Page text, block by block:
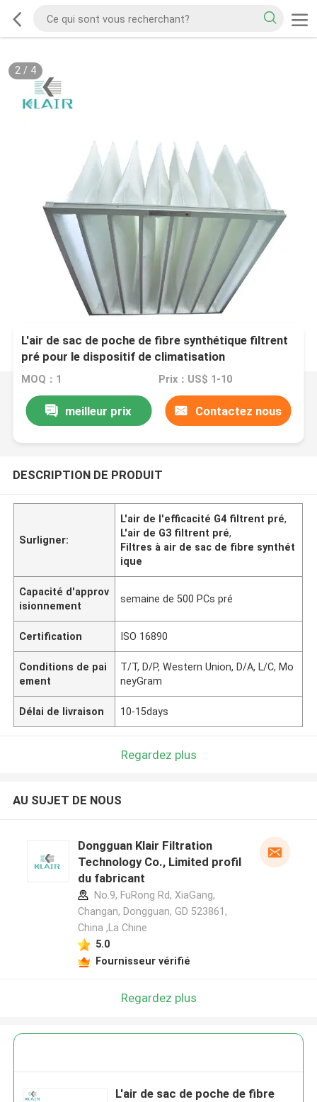
2/ 4
L'air de sac de poche de fibre synthétique filtrent
pré pour le dispositif de climatisation
MOQ：1 Prix：US$ 1-10
meilleur prix Contactez nous
DESCRIPTION DE PRODUIT
Surligner:
L'air de l'efficacité G4 filtrent pré,
L'air de G3 filtrent pré,
Filtres à air de sac de fibre synthét
ique
Capacité d'approv
isionnement
semaine de 500 PCs pré
Certification ISO 16890
Conditions de pai
ement
T/T, D/P, Western Union, D/A, L/C, Mo
neyGram
Délai de livraison 10-15days
Regardez plus
AU SUJET DE NOUS
Dongguan Klair Filtration
Technology Co., Limited profil
du fabricant
No.9, FuRong Rd, XiaGang,
Changan, Dongguan, GD 523861,
China ,La Chine
5.0
Fournisseur vérifié
Regardez plus
L'air de sac de poche de fibre